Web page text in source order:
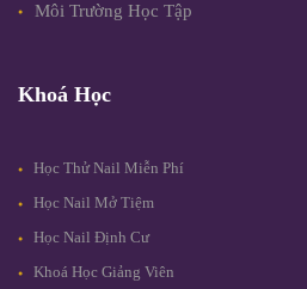
Môi Trường Học Tập
Khoá Học
Học Thử Nail Miễn Phí
Học Nail Mở Tiệm
Học Nail Định Cư
Khoá Học Giảng Viên